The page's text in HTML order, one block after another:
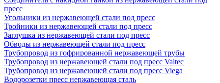
пресс
Угольники из нержавеющей стали под пресс
Тройники из нержавеющей стали под пресс
Заглушка из нержавеющей стали под пресс
Обводы из нержавеющей стали под пресс
Трубопровод из гофрированной нержавеющей трубы
Трубопровод из нержавеющей стали под пресс Valtec
Трубопровод из нержавеющей стали под пресс Viega
Водорозетки пресс нержавеющая сталь